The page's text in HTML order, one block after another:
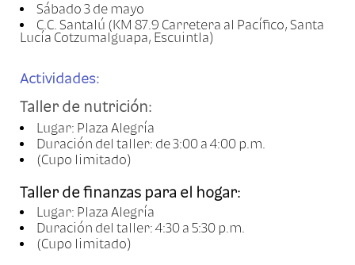
Sábado 3 de mayo
C.C. Santalú (KM 87.9 Carretera al Pacífico, Santa
Lucía Cotzumalguapa, Escuintla)
Actividades:
Taller de nutrición:
Lugar: Plaza Alegría
Duración del taller: de 3:00 a 4:00 p.m.
(Cupo limitado)
Taller de finanzas para el hogar:
Lugar: Plaza Alegría
Duración del taller: 4:30 a 5:30 p.m.
(Cupo limitado)